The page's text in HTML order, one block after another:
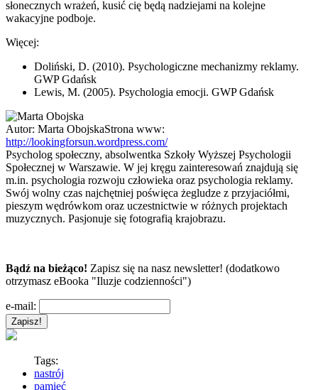
słonecznych wrażeń, kusić cię będą nadziejami na kolejne
wakacyjne podboje.
Więcej:
Doliński, D. (2010). Psychologiczne mechanizmy reklamy.
GWP Gdańsk
Lewis, M. (2005). Psychologia emocji. GWP Gdańsk
Autor: Marta ObojskaStrona www:
http://lookingforsun.wordpress.com/
Psycholog społeczny, absolwentka Szkoły Wyższej Psychologii
Społecznej w Warszawie. W jej kręgu zainteresowań znajdują się
m.in. psychologia rozwoju człowieka oraz psychologia reklamy.
Swój wolny czas najchętniej poświęca żegludze z przyjaciółmi,
pieszym wędrówkom oraz uczestnictwie w różnych projektach
muzycznych. Pasjonuje się fotografią krajobrazu.
Bądź na bieżąco! Zapisz się na nasz newsletter! (dodatkowo
otrzymasz eBooka "Iluzje codzienności")
e-mail:
Tags:
nastrój
pamięć